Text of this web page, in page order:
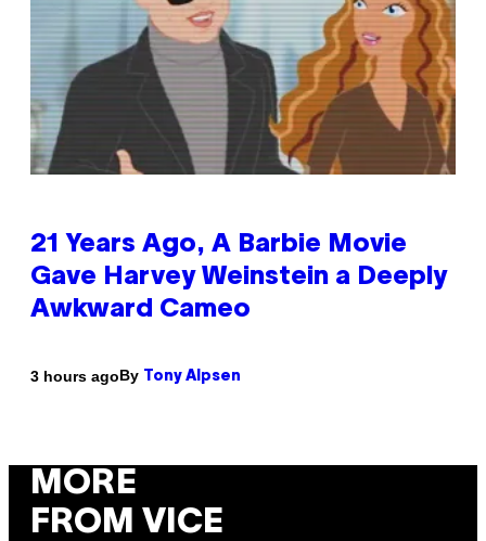
21 Years Ago, A Barbie Movie
Gave Harvey Weinstein a Deeply
Awkward Cameo
3 hours agoBy Tony Alpsen
MORE
FROM VICE